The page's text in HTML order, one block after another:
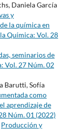
Daniela García
y
la química en
Química: Vol. 28
seminarios de
Vol. 27 Núm. 02
Barutti, Sofía
como
aprendizaje de
Núm. 01 (2022)
Producción y